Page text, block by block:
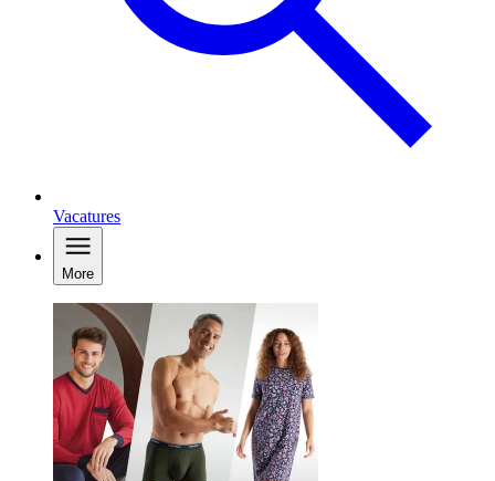
Vacatures
More